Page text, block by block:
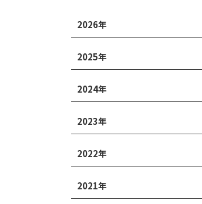
2026年
2025年
2024年
2023年
2022年
2021年